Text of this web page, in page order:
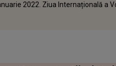
2022. Ziua Internațională a